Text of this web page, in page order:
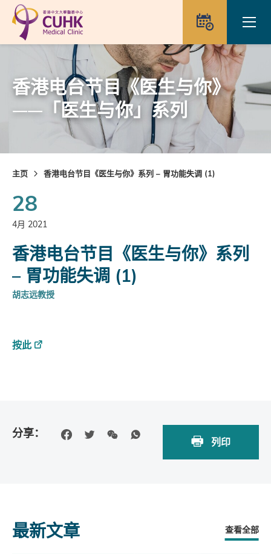
Skip to main content
预约
香港电台节目《医生与你》
——「医生与你」系列
主页 香港电台节目《医生与你》系列 – 胃功能失调 (1)
28
4月 2021
香港电台节目《医生与你》系列
– 胃功能失调 (1)
胡志远教授
按此
分享：
列印
最新文章 查看全部